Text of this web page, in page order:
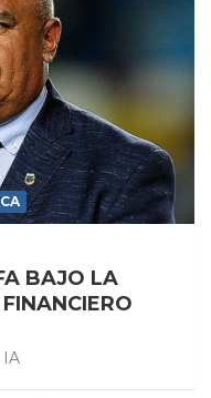
BAJO LA
IA